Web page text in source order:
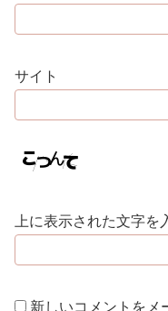
サイト
上に表示された文字を
新しいコメントをメ